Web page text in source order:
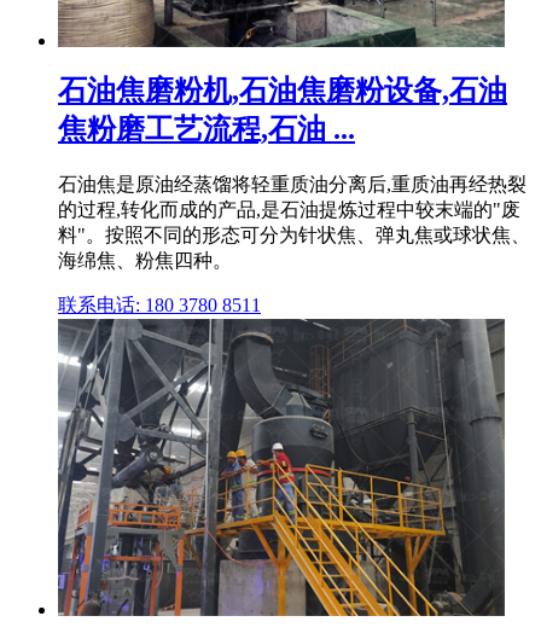
石油焦磨粉机,石油焦磨粉设备,石油
焦粉磨工艺流程,石油 ...
石油焦是原油经蒸馏将轻重质油分离后,重质油再经热裂
的过程,转化而成的产品,是石油提炼过程中较末端的"废
料"。按照不同的形态可分为针状焦、弹丸焦或球状焦、
海绵焦、粉焦四种。
联系电话: 180 3780 8511